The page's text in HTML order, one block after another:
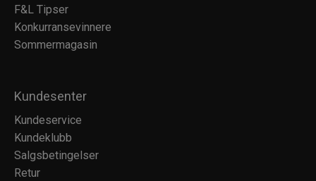
F&L Tipser
Konkurransevinnere
Sommermagasin
Kundesenter
Kundeservice
Kundeklubb
Salgsbetingelser
Retur